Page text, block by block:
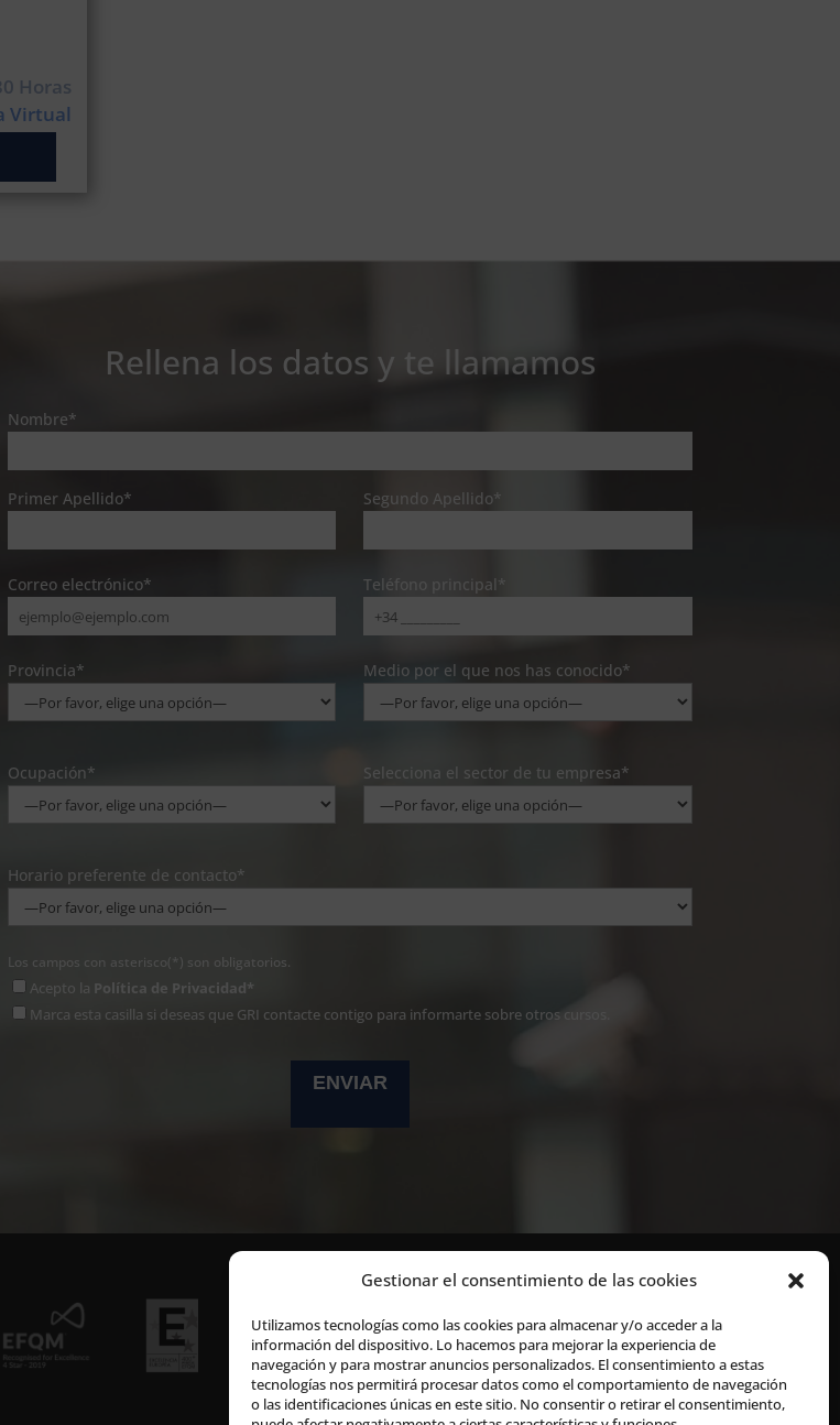
Gestionar el consentimiento de las cookies
Utilizamos tecnologías como las cookies para almacenar y/o acceder a la
información del dispositivo. Lo hacemos para mejorar la experiencia de
navegación y para mostrar anuncios personalizados. El consentimiento a estas
tecnologías nos permitirá procesar datos como el comportamiento de navegación
o las identificaciones únicas en este sitio. No consentir o retirar el consentimiento,
Horas
Virtual
Rellena los datos y te llamamos
Nombre*
Primer Apellido* Segundo Apellido*
Correo electrónico* Teléfono principal*
Provincia* Medio por el que nos has conocido*
Ocupación* Selecciona el sector de tu empresa*
Horario preferente de contacto*
Los campos con asterisco(*) son obligatorios.
Acepto la Política de Privacidad*
Marca esta casilla si deseas que GRI contacte contigo para informarte sobre otros cursos.